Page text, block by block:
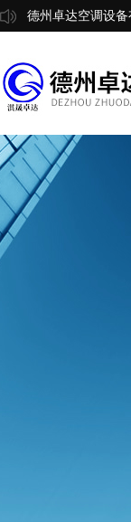
德州卓达空调设备